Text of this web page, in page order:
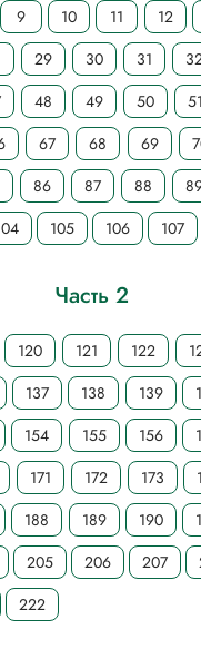
9 10 11 12
29 30 31
48 49 50 51
67 68 69
86 87 88
105 106 107
Часть 2
120 121 122
137 138 139
154 155 156
171 172 173
188 189 190
205 206 207
222